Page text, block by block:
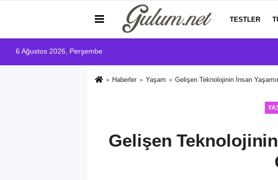
TESTLER
6 Ağustos 2026, Perşembe
Haberler Yaşam Gelişen Teknolojinin İnsan
Gelişen